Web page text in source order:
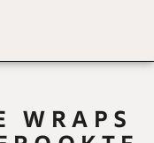
WRAPS